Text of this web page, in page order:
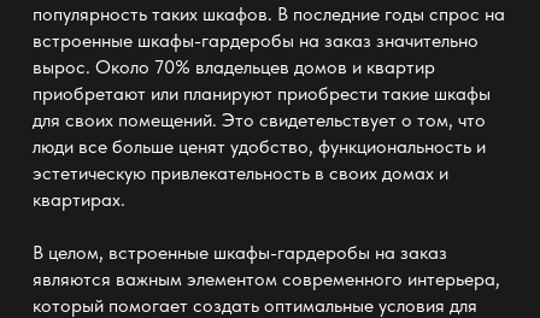
популярность таких шкафов. В последние годы спрос на
встроенные шкафы-гардеробы на заказ значительно
вырос. Около 70% владельцев домов и квартир
приобретают или планируют приобрести такие шкафы
для своих помещений. Это свидетельствует о том, что
люди все больше ценят удобство, функциональность и
эстетическую привлекательность в своих домах и
квартирах.
В целом, встроенные шкафы-гардеробы на заказ
являются важным элементом современного интерьера,
который помогает создать оптимальные условия для